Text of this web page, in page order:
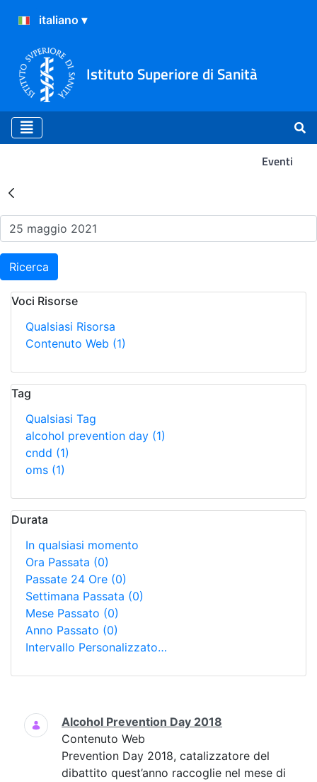
Istituto Superiore di Sanità
Eventi
Risultati della Ricerca -
Ricerca
Voci Risorse
Qualsiasi Risorsa
Contenuto Web (1)
Tag
Qualsiasi Tag
alcohol prevention day (1)
cndd (1)
oms (1)
Durata
In qualsiasi momento
Ora Passata (0)
Passate 24 Ore (0)
Settimana Passata (0)
Mese Passato (0)
Anno Passato (0)
Intervallo Personalizzato…
Ricerca
Alcohol Prevention Day 2018
Contenuto Web
Prevention Day 2018, catalizzatore del
dibattito quest’anno raccoglie nel mese di